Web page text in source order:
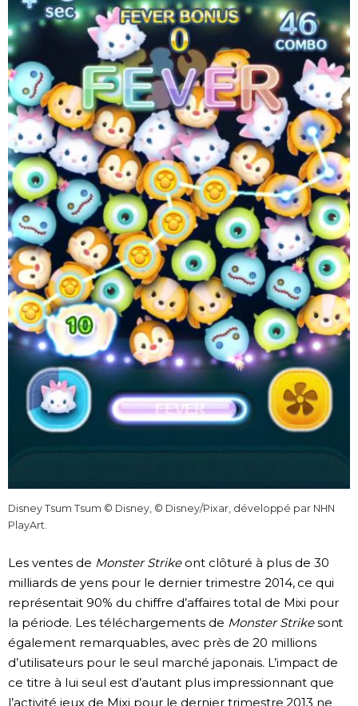
Disney Tsum Tsum © Disney, © Disney/Pixar, développé par NHN
PlayArt.
Les ventes de Monster Strikeont clôturé à plus de 30
milliards de yens pour le dernier trimestre 2014, ce qui
représentait 90% du chiffre d’affaires total de Mixi pour
la période. Les téléchargements de Monster Strikesont
également remarquables, avec près de 20 millions
d’utilisateurs pour le seul marché japonais. L’impact de
ce titre à lui seul est d’autant plus impressionnant que
l’activité jeux de Mixi pour le dernier trimestre 2013 ne